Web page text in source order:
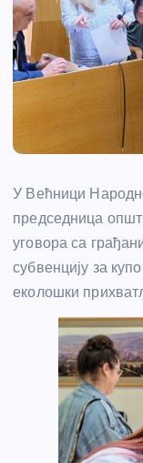
У Већници
председница
уговора са
субвенцију за
еколошки